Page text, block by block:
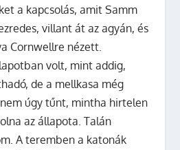
a kapcsolás, amit Samm
villant át az agyán, és
Cornwellre nézett.
volt, mint addig,
de a mellkasa még
úgy tűnt, mintha hirtelen
az állapota. Talán
A teremben a katonák